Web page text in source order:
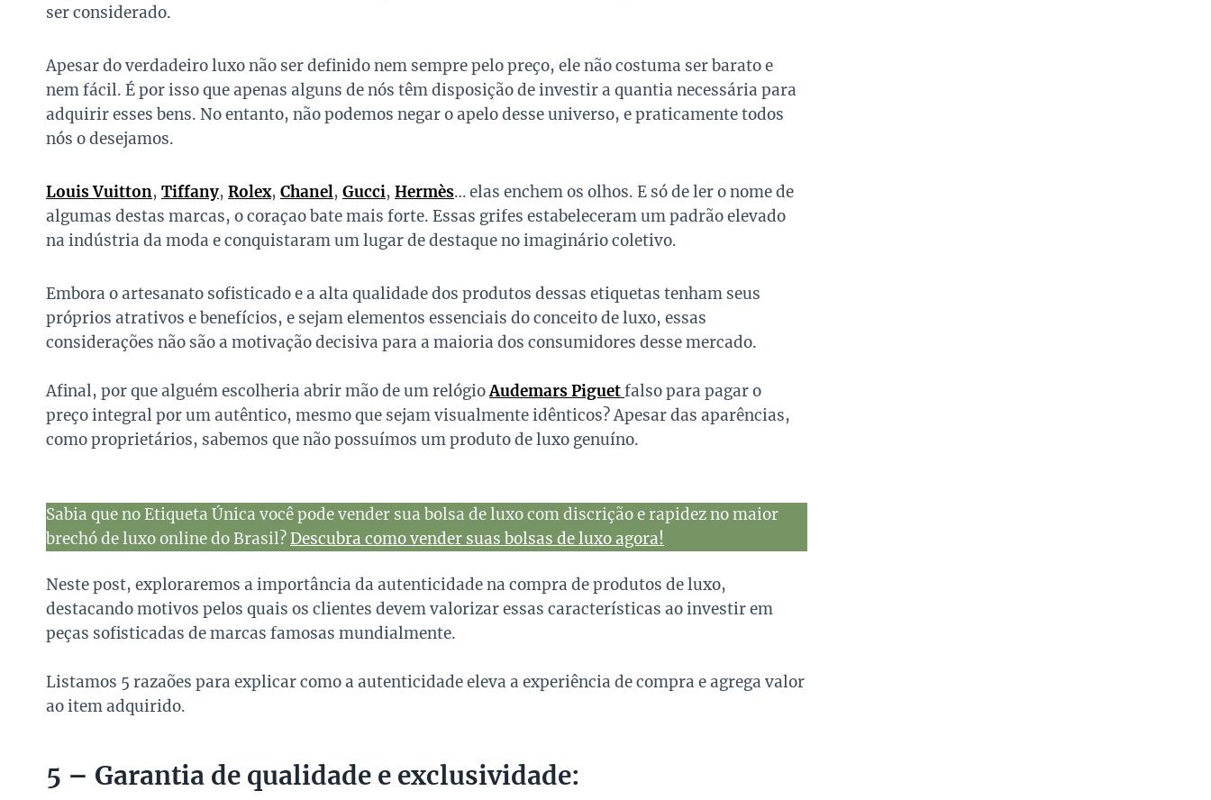
ser considerado.
Apesar do verdadeiro luxo não ser definido nem sempre pelo preço, ele não costuma ser barato e
nem fácil. É por isso que apenas alguns de nós têm disposição de investir a quantia necessária para
adquirir esses bens. No entanto, não podemos negar o apelo desse universo, e praticamente todos
nós o desejamos.
Louis Vuitton, Tiffany, Rolex, Chanel, Gucci, Hermès… elas enchem os olhos. E só de ler o nome de
algumas destas marcas, o coraçao bate mais forte. Essas grifes estabeleceram um padrão elevado
na indústria da moda e conquistaram um lugar de destaque no imaginário coletivo.
Embora o artesanato sofisticado e a alta qualidade dos produtos dessas etiquetas tenham seus
próprios atrativos e benefícios, e sejam elementos essenciais do conceito de luxo, essas
considerações não são a motivação decisiva para a maioria dos consumidores desse mercado.
Afinal, por que alguém escolheria abrir mão de um relógioAudemars Piguetfalso para pagar o
preço integral por um autêntico, mesmo que sejam visualmente idênticos? Apesar das aparências,
como proprietários, sabemos que não possuímos um produto de luxo genuíno.
Sabia que no Etiqueta Única você pode vender sua bolsa de luxo com discrição e rapidez no maior
brechó de luxo online do Brasil?Descubra como vender suas bolsas de luxo agora!
Neste post, exploraremos a importância da autenticidade na compra de produtos de luxo,
destacando motivos pelos quais os clientes devem valorizar essas características ao investir em
peças sofisticadas de marcas famosas mundialmente.
Listamos 5 razaões para explicar como a autenticidade eleva a experiência de compra e agrega valor
ao item adquirido.
5 – Garantia de qualidade e exclusividade: